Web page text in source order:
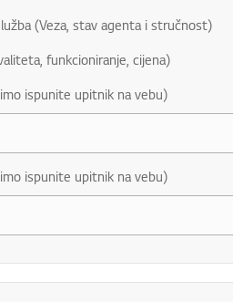
(Veza, stav agenta i stručnost)
funkcioniranje, cijena)
ispunite upitnik na vebu)
ispunite upitnik na vebu)